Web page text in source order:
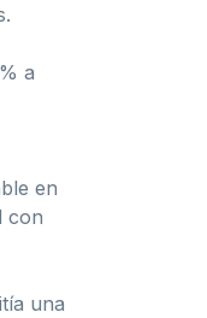
a
en
con
una